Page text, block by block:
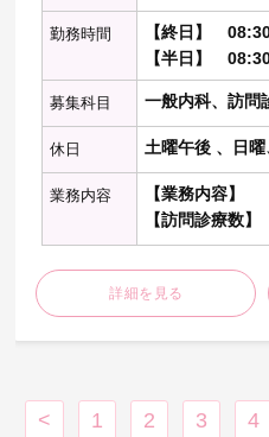
勤務時間
【終日】
【半日】
募集科目 一般内科、訪問
休日 土曜午後 、日曜
業務内容
【業務内容
【訪問診療数
【訪問割合】
※午前1コマ20-
午後は個人宅
中川区
【訪問件数】
詳細を見る
< 1 2 3 4